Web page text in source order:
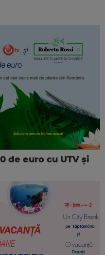
de euro cu UTV și